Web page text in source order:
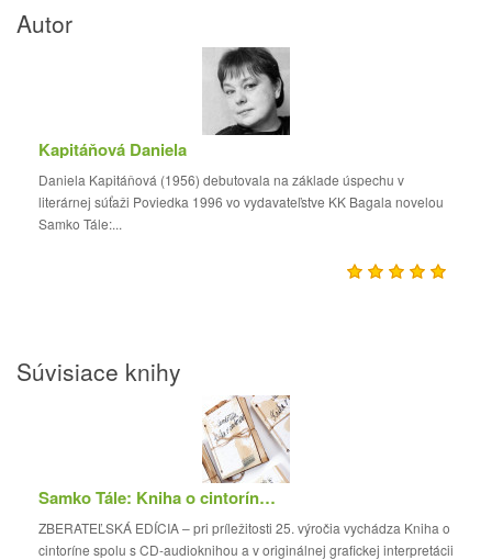
Autor
Kapitáňová Daniela
Daniela Kapitáňová (1956) debutovala na základe úspechu v
literárnej súťaži Poviedka 1996 vo vydavateľstve KK Bagala novelou
Samko Tále:...
Súvisiace knihy
Samko Tále: Kniha o cintoríne (zberateľská edíci...
ZBERATEĽSKÁ EDÍCIA – pri príležitosti 25. výročia vychádza Kniha o
cintoríne spolu s CD-audioknihou a v originálnej grafickej interpretácii